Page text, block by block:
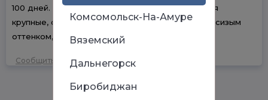
100 дней. Розетка листьев прямостоячая. Листья
крупные, сильнорассеченные, темно-зеленые с сизым
оттенком, сочные, очень ароматные.
Сообщить об ошибке
Комсомольск-На-Амуре
Вяземский
Дальнегорск
Биробиджан